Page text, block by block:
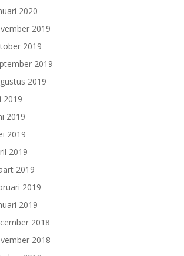
2020
2019
2019
2019
2019
2019
2019
2019
2019
2019
2019
2019
2018
2018